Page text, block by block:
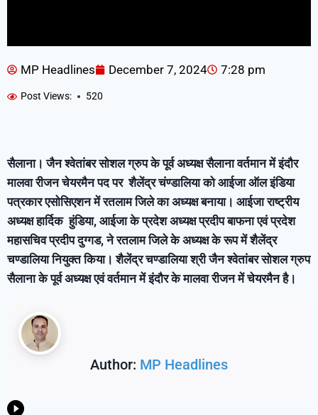
MP Headlines December 7, 2024 7:28 pm
Post Views: 520
सैलाना। जैन श्वेतांबर सोशल ग्रुप के पूर्व अध्यक्ष सैलाना वर्तमान में इंदौर
मालवा रीजन चेयरमैन पद पर शैलेंद्र चंण्डालिया को आईजा ऑल इंडिया
पत्रकार एसोसिएशन में रतलाम जिले का अध्यक्ष बनाया। आईजा राष्ट्रीय
अध्यक्ष हार्दिक हुंडिया, आईजा के प्रदेश अध्यक्ष प्रदीप बाफना एवं प्रदेश
महासचिव प्रदीप दुग्गड, ने रतलाम जिले के अध्यक्ष के रूप में शैलेंद्र
चण्डालिया नियुक्त किया। शैलेंद्र चण्डालिया श्री जैन श्वेतांबर सोशल ग्रुप
सैलाना के पूर्व अध्यक्ष एवं वर्तमान में इंदौर के मालवा रीजन में चेयरमैन है।
Author: MP Headlines